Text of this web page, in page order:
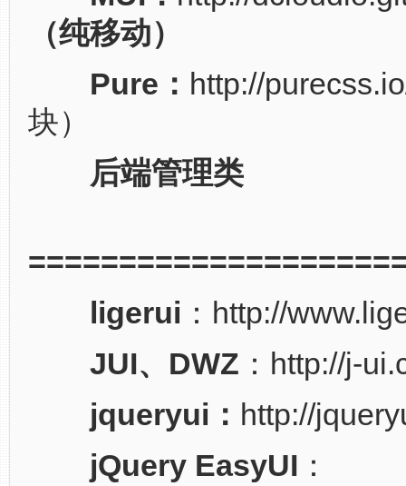
（纯移动）
Pure： http://
块）
后端管理类
ligerui ：http://
JUI、DWZ ：http://j-
jqueryui： http://
jQuery EasyUI ：